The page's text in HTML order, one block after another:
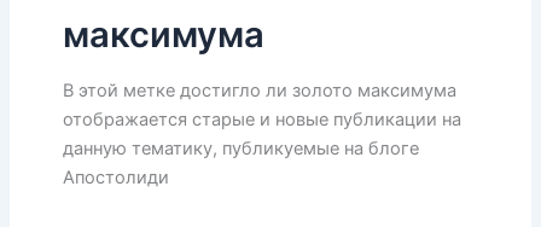
максимума
В этой метке достигло ли золото максимума
отображается старые и новые публикации на
данную тематику, публикуемые на блоге
Апостолиди